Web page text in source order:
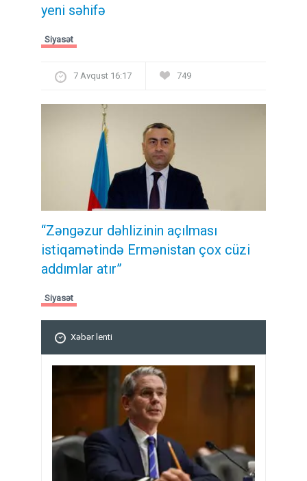
yeni səhifə
Siyasət
7 Avqust 16:17 749
“Zəngəzur dəhlizinin açılması
istiqamətində Ermənistan çox cüzi
addımlar atır”
Siyasət
Xəbər lenti